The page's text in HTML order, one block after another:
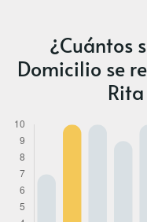
¿Cuántos
Domicilio se